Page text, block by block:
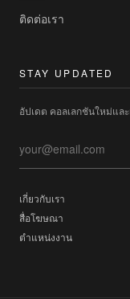
ติดต่อเรา
STAY UPDATED
อัปเดต คอลเลกชันใหม่แล
เกี่ยวกับเรา
สื่อโฆษณา
ตำแหน่งงาน